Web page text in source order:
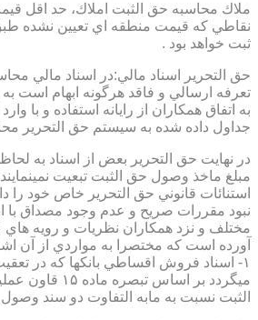
ملاك محاسبه حق الثبت املاك، حد اقل
نقاطي كه قيمت منطقه اي تعيين نشده
ثبت خواهد بود .
حق التحرير اسناد مالي:در اسناد مالي
تعرفه ارسالي و فاقد هرگونه ابهام است
به اتفاق همكاران از رايانه استفاده و با
جداول داده شده به سيستم حق التحرير
در نهايت حق التحرير بعض از اسناد به
مبلغ ماخذ وصول حق الثبت تبعيت نمينمايند
استنائات قانوني حق التحرير خاص خود را
نبود مقررات صريح و عدم وجود مصداق با
مختلف و نزد همكاران نظريات و رويه هاي
آورده است كه مختصرا به مواردي از آن
۱- اسناد فروش اقساطي بانكها كه در
ميگردد بر اساس
الثبت نسبت به مابه التفاوت دو سند